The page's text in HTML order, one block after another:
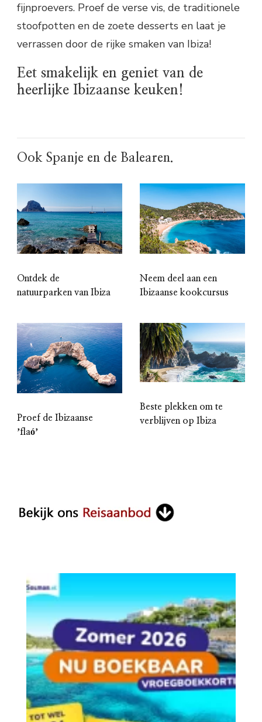
fijnproevers. Proef de verse vis, de traditionele
stoofpotten en de zoete desserts en laat je
verrassen door de rijke smaken van Ibiza!
Eet smakelijk en geniet van de
heerlijke Ibizaanse keuken!
Ook Spanje en de Balearen.
Ontdek de
natuurparken van Ibiza
Neem deel aan een
Ibizaanse kookcursus
Proef de Ibizaanse
ʼflaóʼ
Beste plekken om te
verblijven op Ibiza